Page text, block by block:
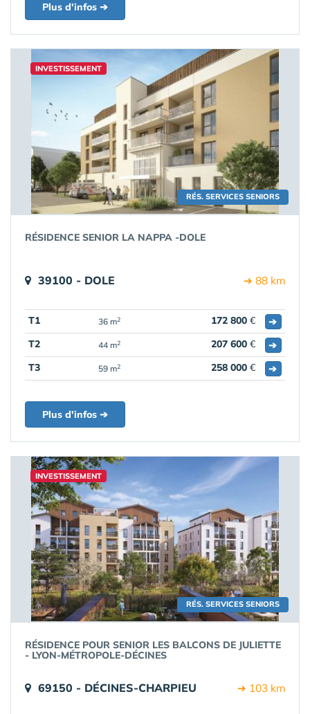
Plus d'infos ➔
RÉS. SERVICES SENIORS
INVESTISSEMENT
RÉSIDENCE SENIOR LA NAPPA -DOLE
39100 - DOLE ➔ 88 km
T1 36 m2 172 800 €
➔
T2
44 m2 207 600 €
➔
T3
59 m2 258 000 € ➔
Plus d'infos ➔
RÉS. SERVICES SENIORS
INVESTISSEMENT
RÉSIDENCE POUR SENIOR LES BALCONS DE JULIETTE
- LYON-MÉTROPOLE-DÉCINES
69150 - DÉCINES-CHARPIEU ➔ 103 km